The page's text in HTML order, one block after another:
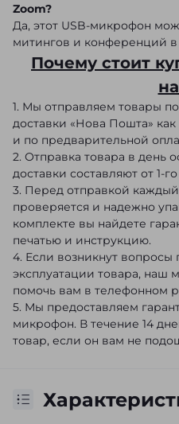
Zoom?
Да, этот USB-микрофон
митингов и конференций
Почему стоит
1. Мы отправляем товары
доставки «Нова Пошта»
и по предварительной
2. Отправка товара в день
доставки составляют от 1-
3. Перед отправкой
проверяется и надежно
комплекте вы найдете
печатью и инструкцию.
4. Если возникнут
эксплуатации товара, наш
помочь вам в телефонном
5. Мы предоставляем
микрофон. В течение 14
товар, если он вам не